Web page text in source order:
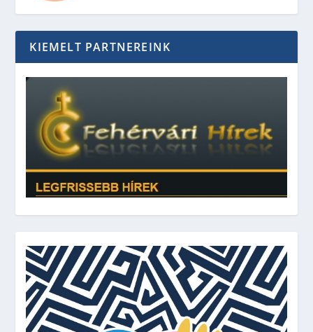
KIEMELT PARTNEREINK